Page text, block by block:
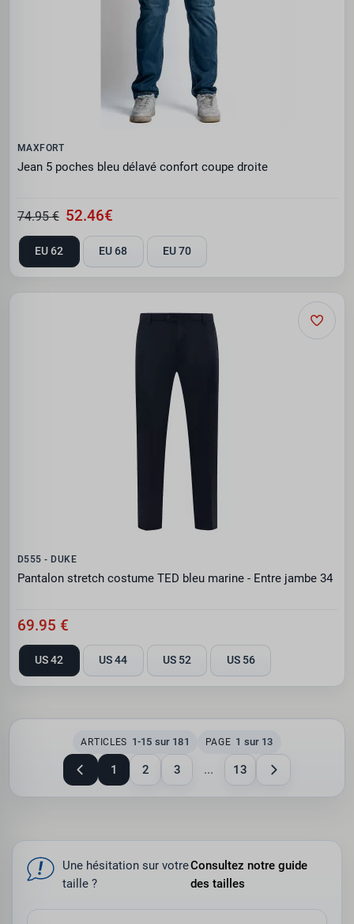
MAXFORT
Jean 5 poches bleu délavé confort coupe droite
74.95 € 52.46€
EU 62 EU 68 EU 70
D555 - DUKE
Pantalon stretch costume TED bleu marine - Entre jambe 34
69.95 €
US 42 US 44 US 52 US 56
ARTICLES 1-15 sur 181 PAGE 1 sur 13
1 2 3 ... 13
Une hésitation sur votre
taille ?
Consultez notre guide
des tailles